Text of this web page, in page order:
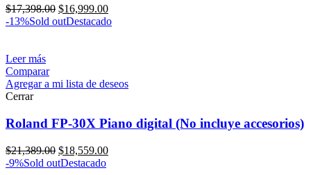
$17,398.00 $16,999.00
-13%Sold outDestacado
Leer más
Comparar
Agregar a mi lista de deseos
Cerrar
Roland FP-30X Piano digital (No incluye accesorios)
$21,389.00 $18,559.00
-9%Sold outDestacado